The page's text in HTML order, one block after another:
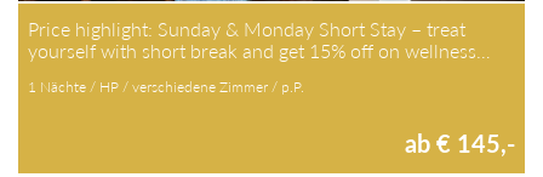
Price highlight: Sunday & Monday Short Stay – treat
yourself with short break and get 15% off on wellness…
1 Nächte / HP / verschiedene Zimmer / p.P.
ab € 145,-